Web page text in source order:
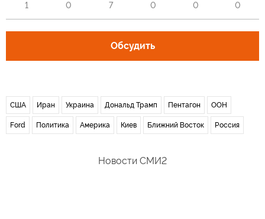
1 0 7 0 0 0
Обсудить
США Иран Украина Дональд Трамп Пентагон ООН
Ford Политика Америка Киев Ближний Восток Россия
Новости СМИ2